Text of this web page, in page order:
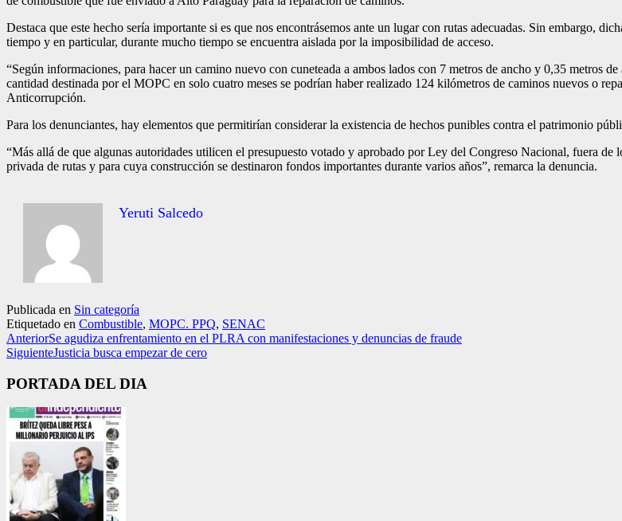
Destaca que este hecho sería importante si es que nos encontrásemos ante un lugar con rutas adecuadas. Sin embargo,
tiempo y en particular, durante mucho tiempo se encuentra aislada por la imposibilidad de acceso.
“Según informaciones, para hacer un camino nuevo con cuneteada a ambos lados con 7 metros de ancho y 0,35 metros
cantidad destinada por el MOPC en solo cuatro meses se podrían haber realizado 124 kilómetros de caminos nuevos o
Anticorrupción.
Para los denunciantes, hay elementos que permitirían considerar la existencia de hechos punibles contra el patrimonio
“Más allá de que algunas autoridades utilicen el presupuesto votado y aprobado por Ley del Congreso Nacional, fuera
privada de rutas y para cuya construcción se destinaron fondos importantes durante varios años”, remarca la denuncia.
Yeruti Salcedo
Publicada en Sin categoría
Etiquetado en Combustible, MOPC. PPQ, SENAC
AnteriorSe agudiza enfrentamiento en el PLRA con manifestaciones y denuncias de fraude
SiguienteJusticia busca empezar de cero
PORTADA DEL DIA